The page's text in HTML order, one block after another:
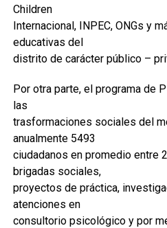
Children
Internacional, INPEC, ONGs y
educativas del
distrito de carácter público –
Por otra parte, el programa de
las
trasformaciones sociales del
anualmente 5493
ciudadanos en promedio entre
brigadas sociales,
proyectos de práctica,
atenciones en
consultorio psicológico y por